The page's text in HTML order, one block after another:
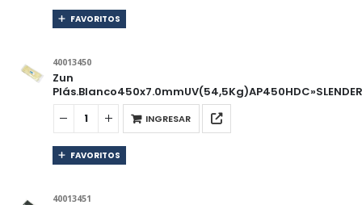
FAVORITOS
40013450
Zun
INGRESAR
FAVORITOS
40013451